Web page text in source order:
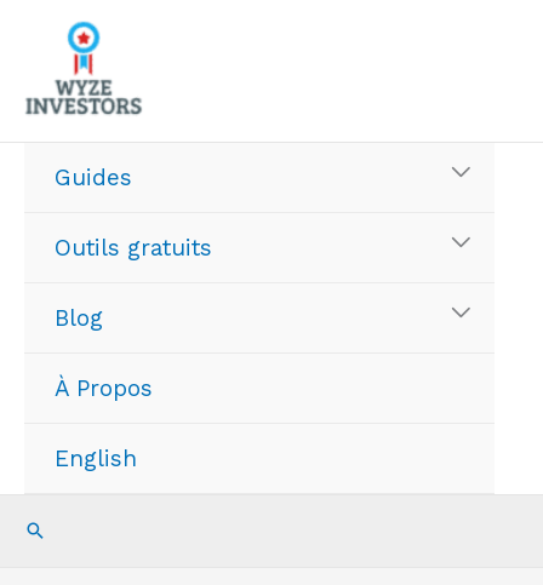
contenu
Guides
Outils gratuits
Blog
À Propos
English
Recherche